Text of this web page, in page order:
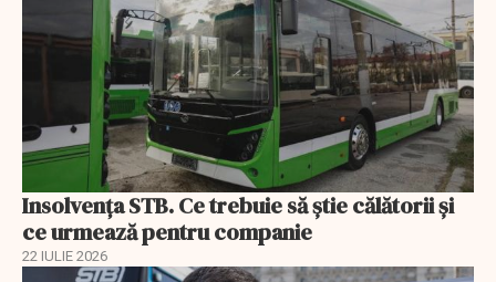
Insolvenţa STB. Ce trebuie să ştie călătorii şi
ce urmează pentru companie
22 IULIE 2026